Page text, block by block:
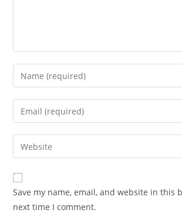
Enter
your
name
comment
Enter
your
email
address
comment
Enter
your
website
URL
(optional)
Save my name, email, and website in this
next time I comment.